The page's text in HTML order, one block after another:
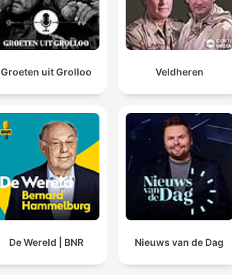
Groeten uit Grolloo Veldheren
De Wereld | BNR Nieuws van de Dag